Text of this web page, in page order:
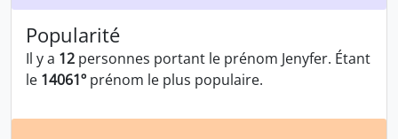
Popularité
Il y a 12 personnes portant le prénom Jenyfer. Étant
le 14061º prénom le plus populaire.